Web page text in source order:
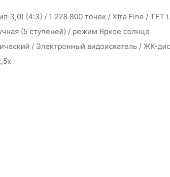
3,0) (4:3) / 1 228 800 точек / Xtra Fine / TFT
(5 ступеней) / режим Яркое солнце
/ Электронный видоискатель / ЖК-